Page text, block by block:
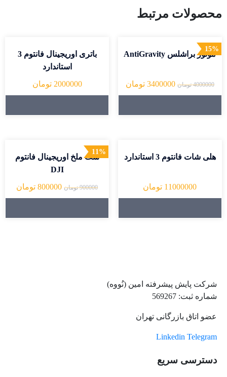
محصولات مرتبط
15%
موتور براشلس AntiGravity
4000000 تومان 3400000 تومان
باتری اوریجینال فانتوم 3
استاندارد
2000000 تومان
هلی شات فانتوم 3 استاندارد
11000000 تومان
11%
ست ملخ اوریجینال فانتوم
DJI
900000 تومان 800000 تومان
شرکت پایش پیشرفته امین (نُووه)
شماره ثبت: 569267
عضو اتاق بازرگانی تهران
Linkedin Telegram
دسترسی سریع